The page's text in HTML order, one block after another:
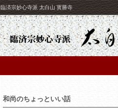
臨済宗妙心寺派 太白山 寳勝寺
和尚のちょっといい話